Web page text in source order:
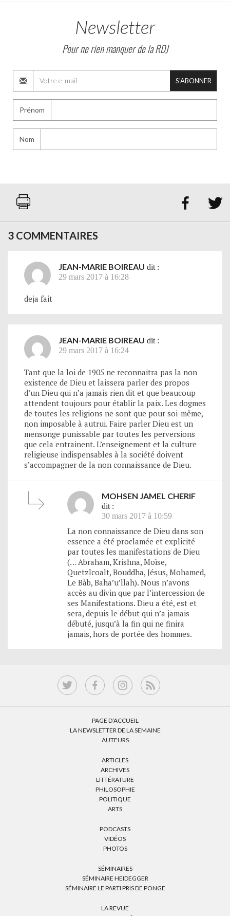
Newsletter
Pour ne rien manquer de la RDJ
S'ABONNER
Prénom
Nom
 
3 COMMENTAIRES
JEAN-MARIE BOIREAU dit :
29 mars 2017 à 16:28
deja fait
JEAN-MARIE BOIREAU dit :
29 mars 2017 à 16:24
Tant que la loi de 1905 ne reconnaitra pas la non
existence de Dieu et laissera parler des propos
d’un Dieu qui n’a jamais rien dit et que beaucoup
attendent toujours pour établir la paix. Les dogmes
de toutes les religions ne sont que pour soi-même,
non imposable à autrui. Faire parler Dieu est un
mensonge punissable par toutes les perversions
que cela entrainent. L’enseignement et la culture
religieuse indispensables à la société doivent
s’accompagner de la non connaissance de Dieu.
MOHSEN JAMEL CHERIF
dit :
30 mars 2017 à 10:59
La non connaissance de Dieu dans son
essence a été proclamée et explicité
par toutes les manifestations de Dieu
(… Abraham, Krishna, Moïse,
Quetzlcoalt, Bouddha, Jésus, Mohamed,
Le Bàb, Baha’u’llah). Nous n’avons
accès au divin que par l’intercession de
ses Manifestations. Dieu a été, est et
sera, depuis le début qui n’a jamais
débuté, jusqu’à la fin qui ne finira
jamais, hors de portée des hommes.
PAGE D’ACCUEIL
LA NEWSLETTER DE LA SEMAINE
AUTEURS
ARTICLES
ARCHIVES
LITTÉRATURE
PHILOSOPHIE
POLITIQUE
ARTS
PODCASTS
VIDÉOS
PHOTOS
SÉMINAIRES
SÉMINAIRE HEIDEGGER
SÉMINAIRE LE PARTI PRIS DE PONGE
LA REVUE